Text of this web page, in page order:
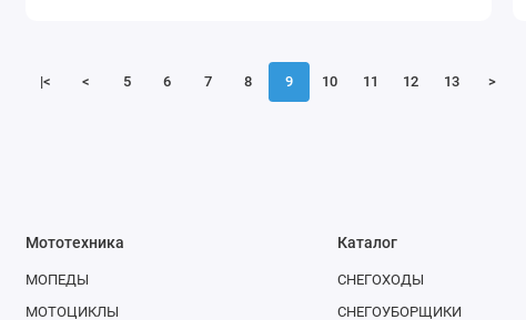
|< < 5 6 7 8 9 10 11 12 13 >
Мототехника
МОПЕДЫ
МОТОЦИКЛЫ
Каталог
СНЕГОХОДЫ
СНЕГОУБОРЩИКИ